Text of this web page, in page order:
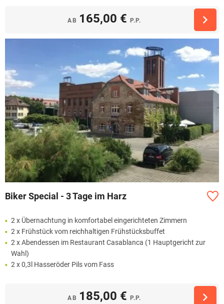
AB 165,00 € P.P.
Biker Special - 3 Tage im Harz
2 x Übernachtung in komfortabel eingerichteten Zimmern
2 x Frühstück vom reichhaltigen Frühstücksbuffet
2 x Abendessen im Restaurant Casablanca (1 Hauptgericht zur
Wahl)
2 x 0,3l Hasseröder Pils vom Fass
AB 185,00 € P.P.